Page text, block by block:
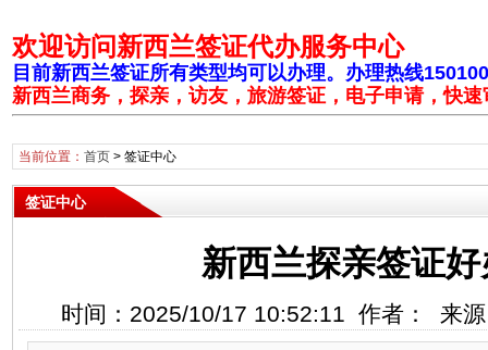
欢迎访问新西兰签证代办服务中心
目前新西兰签证所有类型均可以办理。办理热线
新西兰商务，探亲，访友，旅游签证，电子申请，快速
当前位置： 首页> 签证中心
签证中心
新西兰探亲签证
时间：2025/10/17 10:52:11 作者： 来